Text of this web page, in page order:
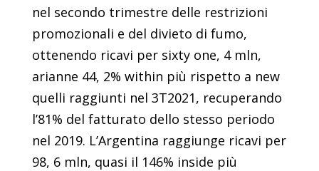
nel secondo trimestre delle restrizioni
promozionali e del divieto di fumo,
ottenendo ricavi per sixty one, 4 mln,
arianne 44, 2% within più rispetto a new
quelli raggiunti nel 3T2021, recuperando
l’81% del fatturato dello stesso periodo
nel 2019. L’Argentina raggiunge ricavi per
98, 6 mln, quasi il 146% inside più